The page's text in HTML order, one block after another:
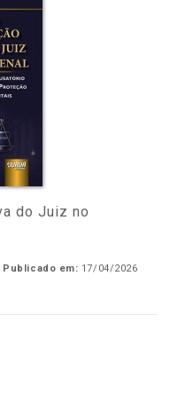
do Juiz no
Publicado em: 17/04/2026